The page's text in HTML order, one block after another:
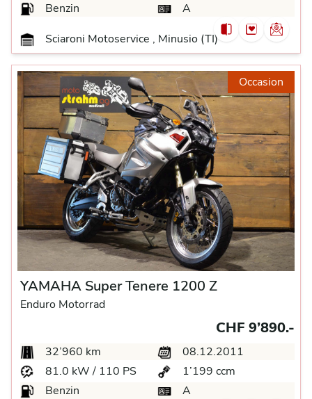
Benzin
A
Sciaroni Motoservice , Minusio (TI)
Occasion
YAMAHA Super Tenere 1200 Z
Enduro Motorrad
CHF 9’890.-
32’960 km
08.12.2011
81.0 kW / 110 PS
1’199 ccm
Benzin
A